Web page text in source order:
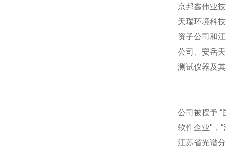
京邦鑫伟业
天瑞环境科
资子公司和
公司、安岳
测试仪器及
公司被授予 “
软件企业"，
江苏省光谱